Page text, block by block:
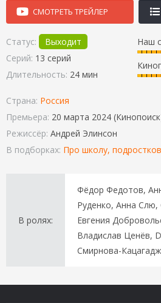
СМОТРЕТЬ ТРЕЙЛЕР
Наш
Статус:
Выходит
Серий: 13 серий
Длительность: 24 мин
Страна: Россия
Премьера: 20 марта 2024
Режиссёр: Андрей Элинсон
В подборках: Про школу, подростков
В ролях:
Фёдор Федотов,
Руденко, Анна
Евгения
Владислав Ценёв,
Смирнова-